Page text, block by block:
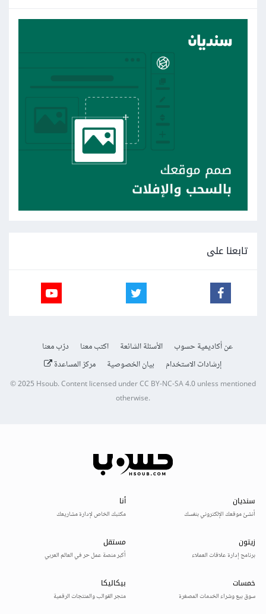
تابعنا على
عن أكاديمية حسوب الأسئلة الشائعة اكتب معنا
درّب معنا
إرشادات الاستخدام
بيان الخصوصية مركز المساعدة
© 2025Hsoub.Content licensed underCC BY-NC-SA 4.0unless mentioned
otherwise.